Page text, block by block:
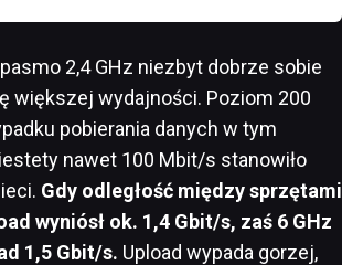
2,4 GHz niezbyt dobrze sobie
większej wydajności. Poziom 200
pobierania danych w tym
nawet 100 Mbit/s stanowiło
Gdy odległość między sprzętami
wyniósł ok. 1,4 Gbit/s, zaś 6 GHz
1,5 Gbit/s. Upload wypada gorzej,